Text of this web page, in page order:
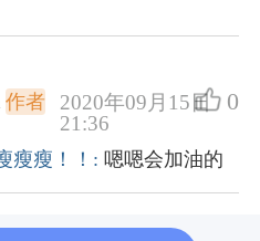
作者
2020年09月15日
21:36
0
瘦瘦！！: 嗯嗯会加油的